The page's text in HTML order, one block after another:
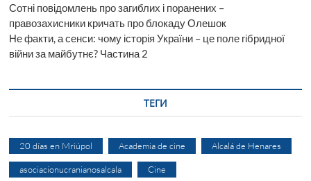
Сотні повідомлень про загиблих і поранених –
правозахисники кричать про блокаду Олешок
Не факти, а сенси: чому історія України – це поле гібридної
війни за майбутнє? Частина 2
ТЕГИ
20 días en Mriúpol Academia de cine Alcalá de Henares
asociacionucranianosalcala Cine